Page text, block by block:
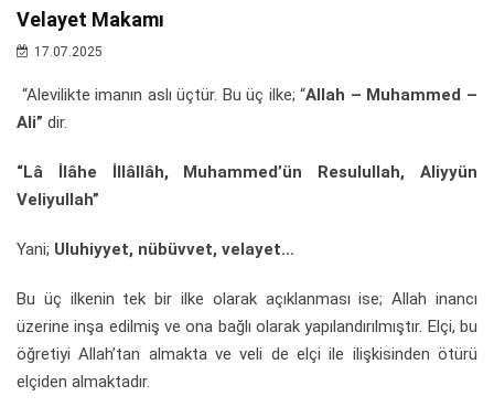
Velayet Makamı
17.07.2025
“Alevilikte imanın aslı üçtür. Bu üç ilke; “Allah – Muhammed –
Ali” dir.
“Lâ İlâhe İllâllâh, Muhammed’ün Resulullah, Aliyyün
Veliyullah”
Yani; Uluhiyyet, nübüvvet, velayet…
Bu üç ilkenin tek bir ilke olarak açıklanması ise; Allah inancı
üzerine inşa edilmiş ve ona bağlı olarak yapılandırılmıştır. Elçi, bu
öğretiyi Allah’tan almakta ve veli de elçi ile ilişkisinden ötürü
elçiden almaktadır.